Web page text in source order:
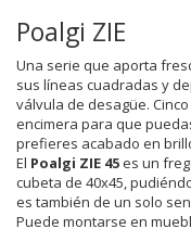
Poalgi ZIE
Una serie que aporta
sus líneas cuadradas y
válvula de desagüe.
encimera para que
prefieres acabado en
El Poalgi ZIE 45es un
cubeta de 40x45,
es también de un solo
Puede montarse en